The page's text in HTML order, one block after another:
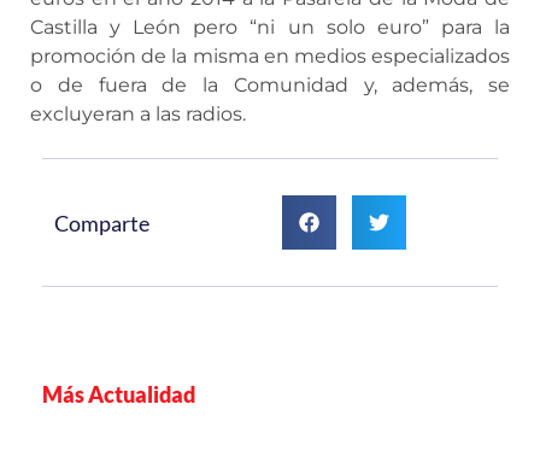
Castilla y León pero “ni un solo euro” para la
promoción de la misma en medios especializados
o de fuera de la Comunidad y, además, se
excluyeran a las radios.
Comparte
Más Actualidad